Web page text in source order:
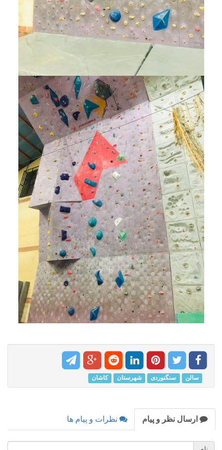
سالن سنگنوردی شهرستان کاشان
ارسال نظر و پیام نظرات و پیام ها